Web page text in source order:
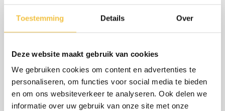
Toestemming Details Over
Deze website maakt gebruik van cookies
We gebruiken cookies om content en advertenties te
personaliseren, om functies voor social media te bieden
en om ons websiteverkeer te analyseren. Ook delen we
informatie over uw gebruik van onze site met onze
Audi Q5